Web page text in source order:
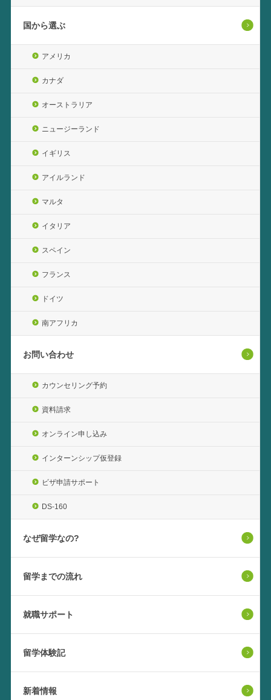
国から選ぶ
アメリカ
カナダ
オーストラリア
ニュージーランド
イギリス
アイルランド
マルタ
イタリア
スペイン
フランス
ドイツ
南アフリカ
お問い合わせ
カウンセリング予約
資料請求
オンライン申し込み
インターンシップ仮登録
ビザ申請サポート
DS-160
なぜ留学なの?
留学までの流れ
就職サポート
留学体験記
新着情報